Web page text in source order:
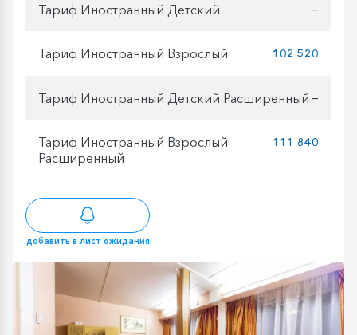
Тариф Иностранный Детский —
Тариф Иностранный Взрослый 102 520
Тариф Иностранный Детский Расширенный —
Тариф Иностранный Взрослый
Расширенный
111 840
добавить в лист ожидания